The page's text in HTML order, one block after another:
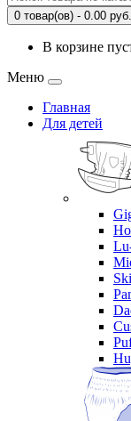
0 товар(ов) - 0.00 руб.
В корзине
Меню
Главная
Для детей